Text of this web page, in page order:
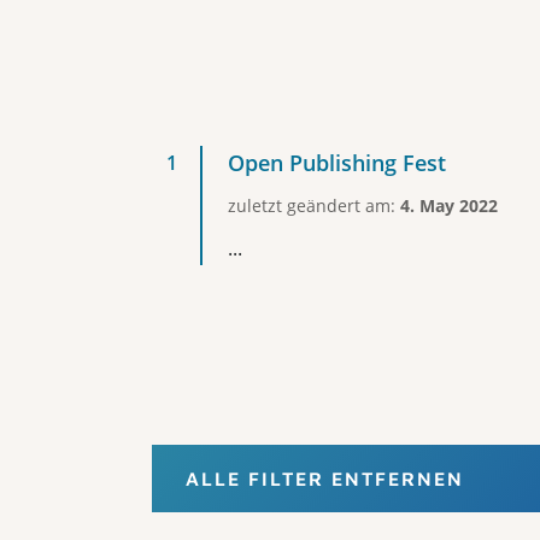
Open Publishing Fest
zuletzt geändert am: 4. May 2022
...
ALLE FILTER ENTFERNEN